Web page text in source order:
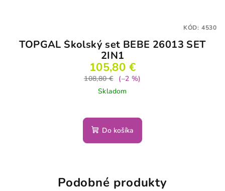
TOPGAL Školský set BEBE 26013 SET
2IN1
105,80 €
108,80 €
(–2 %)
Skladom
Do košíka
KÓD: 4530
Podobné produkty